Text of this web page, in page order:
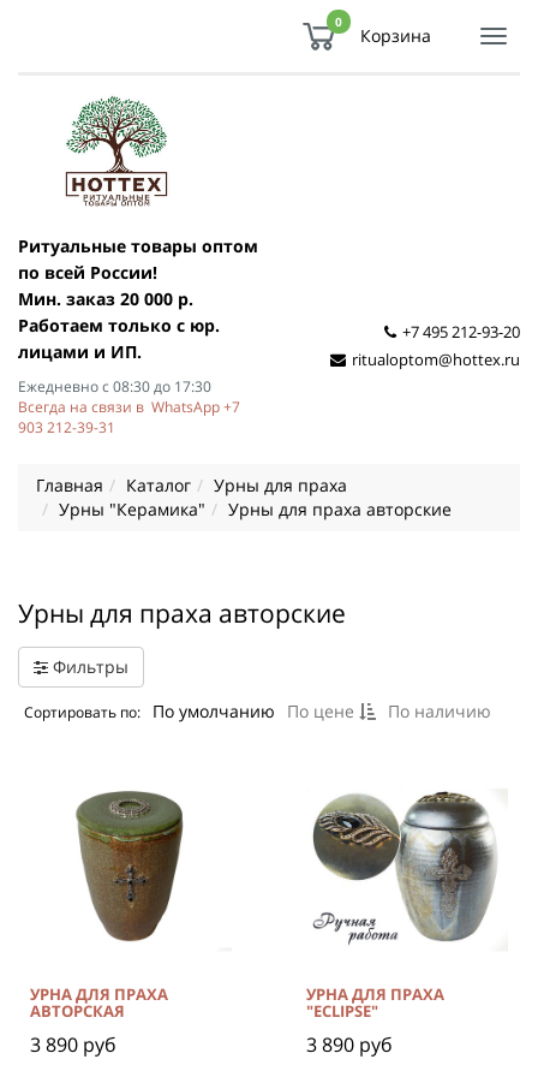
0
Корзина
Ритуальные товары оптом
по всей России!
Мин. заказ 20 000 р.
Работаем только с юр.
лицами и ИП.
Ежедневно с 08:30 до 17:30
Всегда на связи в WhatsApp +7
903 212-39-31
+7 495 212-93-20
ritualoptom@hottex.ru
Главная Каталог
Урны для праха
Урны "Керамика"
Урны для праха авторские
Урны для праха авторские
Фильтры
Сортировать по: По умолчанию По цене По наличию
УРНА ДЛЯ ПРАХА
АВТОРСКАЯ
3 890 руб
УРНА ДЛЯ ПРАХА
"ECLIPSE"
3 890 руб